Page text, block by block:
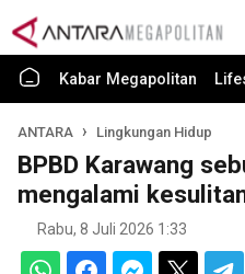
Kabar Megapolitan
ANTARA Lingkungan Hidup
BPBD Karawang
mengalami
Rabu, 8 Juli 2026 1:33